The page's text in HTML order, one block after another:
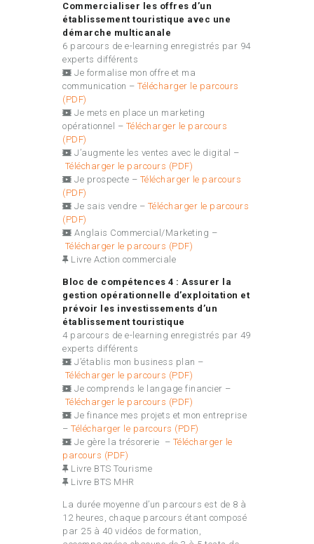
Commercialiser les offres d’un
établissement touristique avec une
démarche multicanale
6 parcours de e-learning enregistrés par 94
experts différents
Je formalise mon offre et ma
communication – Télécharger le parcours
(PDF)
Je mets en place un marketing
opérationnel – Télécharger le parcours
(PDF)
J’augmente les ventes avec le digital –
Télécharger le parcours (PDF)
Je prospecte – Télécharger le parcours
(PDF)
Je sais vendre – Télécharger le parcours
(PDF)
Anglais Commercial/Marketing –
Télécharger le parcours (PDF)
Livre Action commerciale
Bloc de compétences 4 : Assurer la
gestion opérationnelle d’exploitation et
prévoir les investissements d’un
établissement touristique
4 parcours de e-learning enregistrés par 49
experts différents
J’établis mon business plan –
Télécharger le parcours (PDF)
Je comprends le langage financier –
Télécharger le parcours (PDF)
Je finance mes projets et mon entreprise
– Télécharger le parcours (PDF)
Je gère la trésorerie – Télécharger le
parcours (PDF)
Livre BTS Tourisme
Livre BTS MHR
La durée moyenne d’un parcours est de 8 à
12 heures, chaque parcours étant composé
par 25 à 40 vidéos de formation,